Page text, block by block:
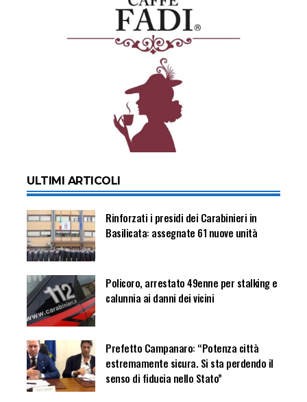
ULTIMI ARTICOLI
Rinforzati i presidi dei Carabinieri in
Basilicata: assegnate 61 nuove unità
Policoro, arrestato 49enne per stalking e
calunnia ai danni dei vicini
Prefetto Campanaro: “Potenza città
estremamente sicura. Si sta perdendo il
senso di fiducia nello Stato”